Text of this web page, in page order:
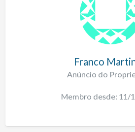
Franco
Anúncio do
Membro desde: 11/